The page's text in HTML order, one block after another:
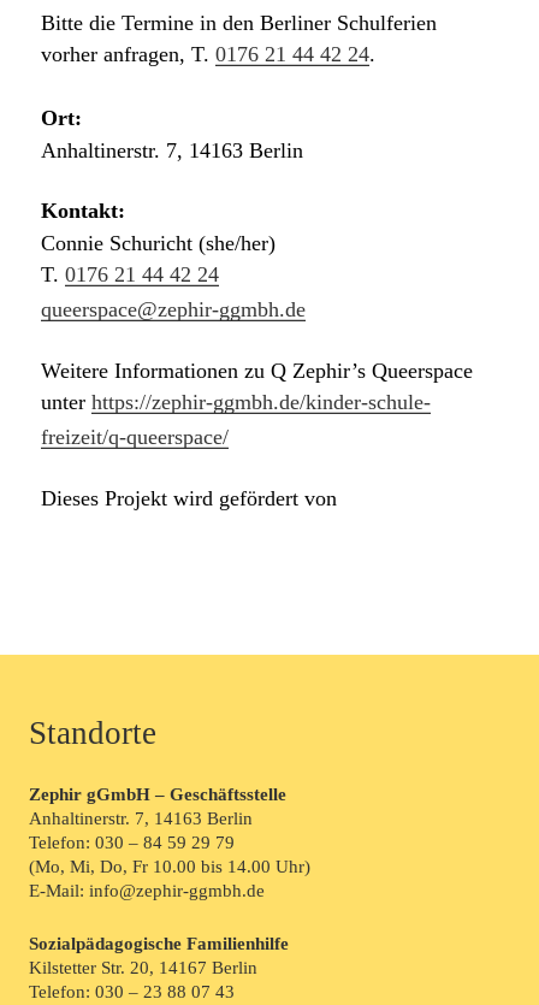
Bitte die Termine in den Berliner Schulferien
vorher anfragen, T. 0176 21 44 42 24.
Ort:
Anhaltinerstr. 7, 14163 Berlin
Kontakt:
Connie Schuricht (she/her)
T. 0176 21 44 42 24
queerspace@zephir-ggmbh.de
Weitere Informationen zu Q Zephir’s Queerspace
unter https://zephir-ggmbh.de/kinder-schule-
freizeit/q-queerspace/
Dieses Projekt wird gefördert von
Standorte
Zephir gGmbH – Geschäftsstelle
Anhaltinerstr. 7, 14163 Berlin
Telefon: 030 – 84 59 29 79
(Mo, Mi, Do, Fr 10.00 bis 14.00 Uhr)
E-Mail: info@zephir-ggmbh.de
Sozialpädagogische Familienhilfe
Kilstetter Str. 20, 14167 Berlin
Telefon: 030 – 23 88 07 43